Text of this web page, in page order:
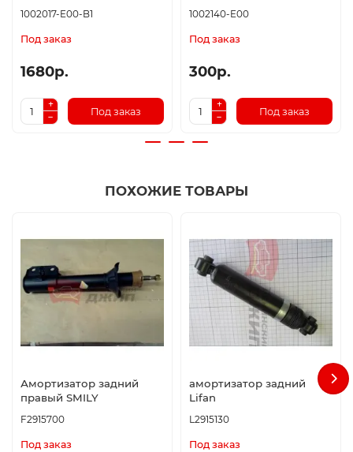
1002017-E00-B1
Под заказ
1680р.
Под заказ
1002140-E00
Под заказ
300р.
Под заказ
ПОХОЖИЕ ТОВАРЫ
Амортизатор задний
правый SMILY
F2915700
Под заказ
амортизатор задний
Lifan
L2915130
Под заказ